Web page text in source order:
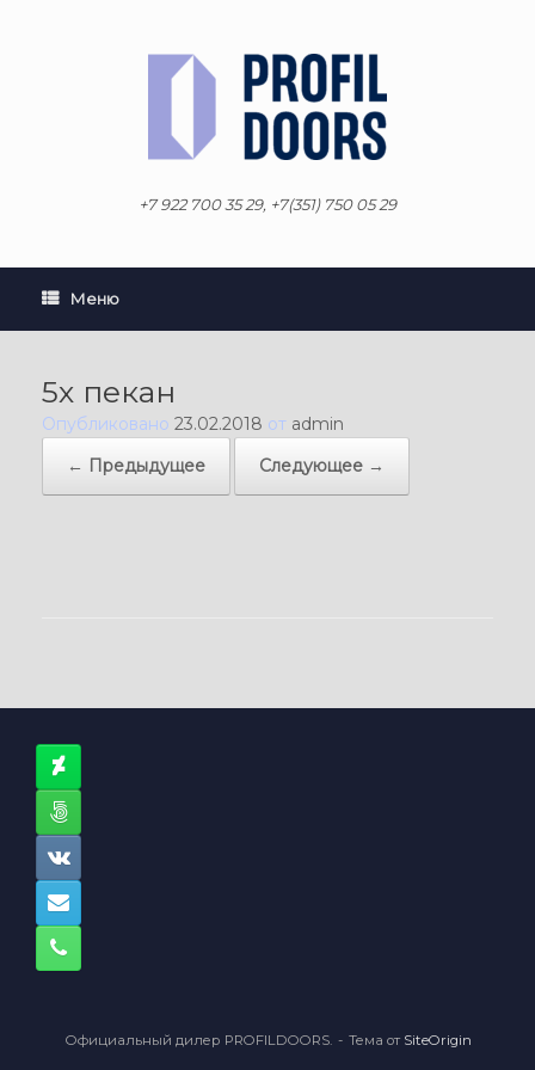
+7 922 700 35 29, +7(351) 750 05 29
Меню
5х пекан
Опубликовано 23.02.2018 от admin
← Предыдущее
Следующее →
Официальный дилер PROFILDOORS. Тема от SiteOrigin